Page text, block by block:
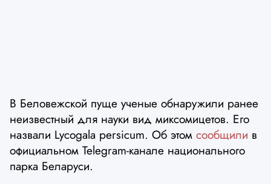
В Беловежской пуще ученые обнаружили ранее
неизвестный для науки вид миксомицетов. Его
назвали Lycogala persicum. Об этом сообщили в
официальном Telegram-канале национального
парка Беларуси.